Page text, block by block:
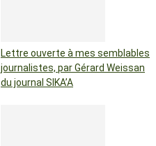
Lettre ouverte à mes semblables
journalistes, par Gérard Weissan
du journal SIKA’A